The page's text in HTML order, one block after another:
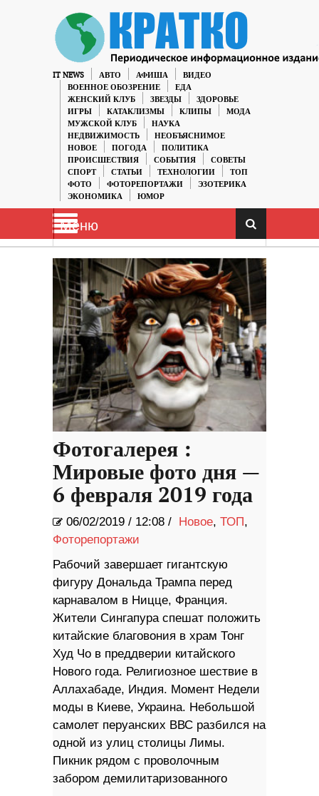
IT NEWS АВТО АФИША
ВИДЕО
ВОЕННОЕ ОБОЗРЕНИЕ
ЕДА
ЖЕНСКИЙ КЛУБ
ЗВЕЗДЫ
ЗДОРОВЬЕ
ИГРЫ
КАТАКЛИЗМЫ КЛИПЫ
МОДА
МУЖСКОЙ КЛУБ
НАУКА
НЕДВИЖИМОСТЬ
НЕОБЪЯСНИМОЕ
НОВОЕ
ПОГОДА
ПОЛИТИКА
ПРОИСШЕСТВИЯ
СОБЫТИЯ
СОВЕТЫ
СПОРТ
СТАТЬИ ТЕХНОЛОГИИ
ТОП
ФОТО
ФОТОРЕПОРТАЖИ
ЭЗОТЕРИКА
ЭКОНОМИКА
ЮМОР
Меню
Фотогалерея :
Мировые фото дня —
6 февраля 2019 года
06/02/2019 / 12:08 / Новое, ТОП,
Фоторепортажи
Рабочий завершает гигантскую
фигуру Дональда Трампа перед
карнавалом в Ницце, Франция.
Жители Сингапура спешат положить
китайские благовония в храм Тонг
Худ Чо в преддверии китайского
Нового года. Религиозное шествие в
Аллахабаде, Индия. Момент Недели
моды в Киеве, Украина. Небольшой
самолет перуанских ВВС разбился на
одной из улиц столицы Лимы.
Пикник рядом с проволочным
забором демилитаризованного